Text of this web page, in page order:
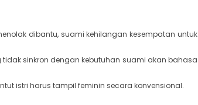
dibantu, suami kehilangan kesempatan untuk
sinkron dengan kebutuhan suami akan bahasa
istri harus tampil feminin secara konvensional.